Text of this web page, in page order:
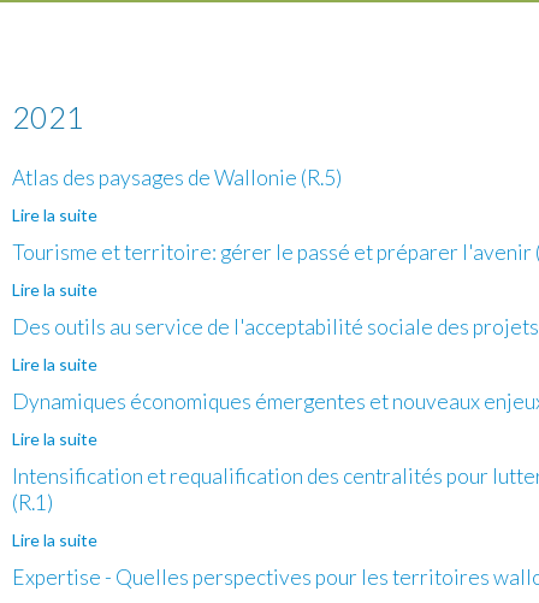
2021
Atlas des paysages de Wallonie (R.5)
Lire la suite
Tourisme et territoire: gérer le passé et préparer l'avenir
Lire la suite
Des outils au service de l'acceptabilité sociale des
Lire la suite
Dynamiques économiques émergentes et nouveaux
Lire la suite
Intensification et requalification des centralités pour
(R.1)
Lire la suite
voiture (R.1)
Expertise - Quelles perspectives pour les territoires